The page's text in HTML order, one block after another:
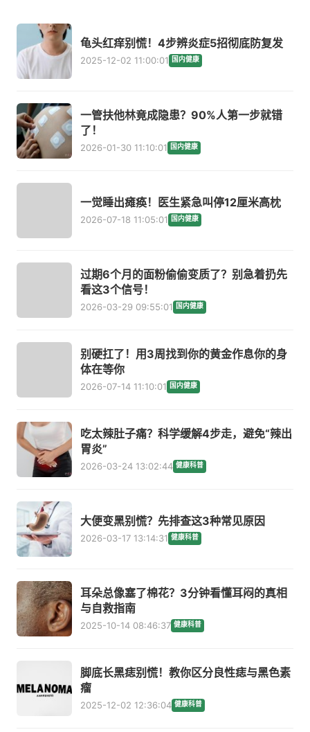
龟头红痒别慌！4步辨炎症5招彻底防复发
2025-12-02 11:00:01 国内健康
一管扶他林竟成隐患？90%人第一步就错
了！
2026-01-30 11:10:01 国内健康
一觉睡出瘫痪！医生紧急叫停12厘米高枕
2026-07-18 11:05:01 国内健康
过期6个月的面粉偷偷变质了？别急着扔先
看这3个信号！
2026-03-29 09:55:01 国内健康
别硬扛了！用3周找到你的黄金作息你的身
体在等你
2026-07-14 11:10:01 国内健康
吃太辣肚子痛？科学缓解4步走，避免“辣出
胃炎”
2026-03-24 13:02:44 健康科普
大便变黑别慌？先排查这3种常见原因
2026-03-17 13:14:31 健康科普
耳朵总像塞了棉花？3分钟看懂耳闷的真相
与自救指南
2025-10-14 08:46:37 健康科普
脚底长黑痣别慌！教你区分良性痣与黑色素
瘤
2025-12-02 12:36:04 健康科普